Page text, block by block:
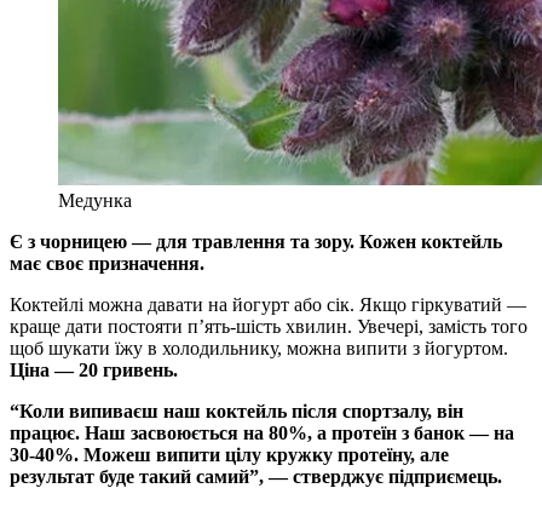
Медунка
Є з чорницею — для травлення та зору. Кожен коктейль
має своє призначення.
Коктейлі можна давати на йогурт або сік. Якщо гіркуватий —
краще дати постояти п’ять-шість хвилин. Увечері, замість того
щоб шукати їжу в холодильнику, можна випити з йогуртом.
Ціна — 20 гривень.
“Коли випиваєш наш коктейль після спортзалу, він
працює. Наш засвоюється на 80%, а протеїн з банок — на
30-40%. Можеш випити цілу кружку протеїну, але
результат буде такий самий”, — стверджує підприємець.